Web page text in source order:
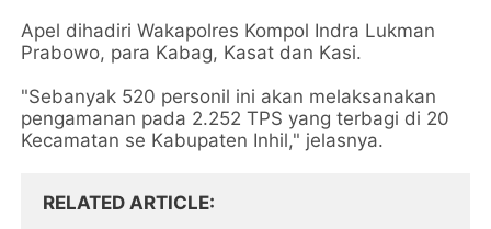
Apel dihadiri Wakapolres Kompol Indra Lukman
Prabowo, para Kabag, Kasat dan Kasi.
"Sebanyak 520 personil ini akan melaksanakan
pengamanan pada 2.252 TPS yang terbagi di 20
Kecamatan se Kabupaten Inhil," jelasnya.
RELATED ARTICLE